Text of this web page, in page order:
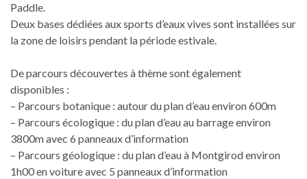
Paddle.
Deux bases dédiées aux sports d’eaux vives sont installées sur
la zone de loisirs pendant la période estivale.
De parcours découvertes à thème sont également
disponibles :
– Parcours botanique : autour du plan d’eau environ 600m
– Parcours écologique : du plan d’eau au barrage environ
3800m avec 6 panneaux d’information
– Parcours géologique : du plan d’eau à Montgirod environ
1h00 en voiture avec 5 panneaux d’information